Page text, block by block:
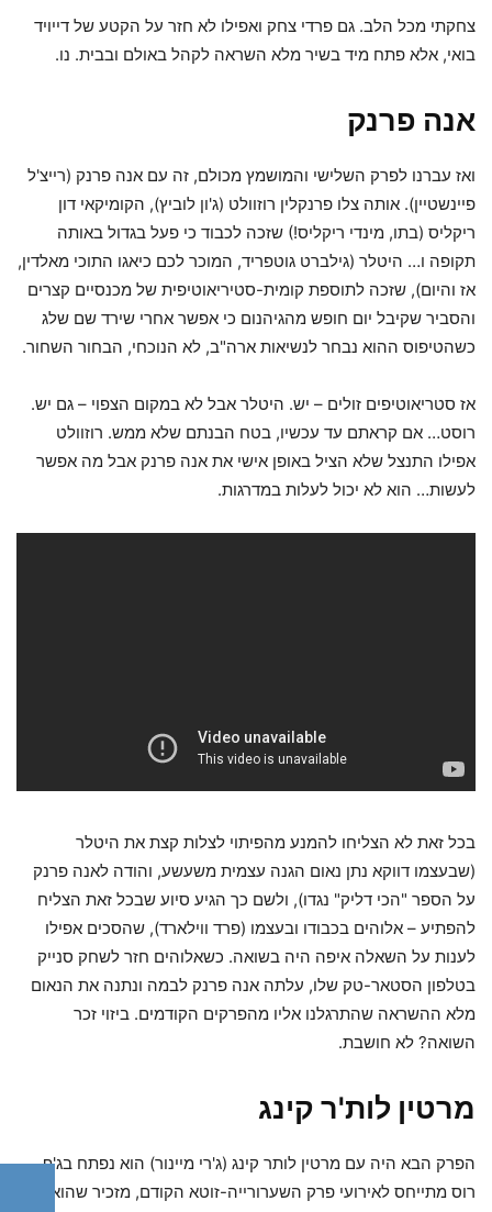
צחקתי מכל הלב. גם פרדי צחק ואפילו לא חזר על הקטע של דייויד
בואי, אלא פתח מיד בשיר מלא השראה לקהל באולם ובבית. נו.
אנה פרנק
ואז עברנו לפרק השלישי והמושמץ מכולם, זה עם אנה פרנק (רייצ'ל
פיינשטיין). אותה צלו פרנקלין רוזוולט (ג'ון לוביץ), הקומיקאי דון
ריקליס (בתו, מינדי ריקליס!) שזכה לכבוד כי פעל בגדול באותה
תקופה ו… היטלר (גילברט גוטפריד, המוכר לכם כיאגו התוכי מאלדין,
אז והיום), שזכה לתוספת קומית-סטיריאוטיפית של מכנסיים קצרים
והסביר שקיבל יום חופש מהגיהנום כי אפשר אחרי שירד שם שלג
כשהטיפוס ההוא נבחר לנשיאות ארה"ב, לא הנוכחי, הבחור השחור.
אז סטריאוטיפים זולים – יש. היטלר אבל לא במקום הצפוי – גם יש.
רוסט… אם קראתם עד עכשיו, בטח הבנתם שלא ממש. רוזוולט
אפילו התנצל שלא הציל באופן אישי את אנה פרנק אבל מה אפשר
לעשות… הוא לא יכול לעלות במדרגות.
בכל זאת לא הצליחו להמנע מהפיתוי לצלות קצת את היטלר
(שבעצמו דווקא נתן נאום הגנה עצמית משעשע, והודה לאנה פרנק
על הספר "הכי דליק" נגדו), ולשם כך הגיע סיוע שבכל זאת הצליח
להפתיע – אלוהים בכבודו ובעצמו (פרד ווילארד), שהסכים אפילו
לענות על השאלה איפה היה בשואה. כשאלוהים חזר לשחק סנייק
בטלפון הסטאר-טק שלו, עלתה אנה פרנק לבמה ונתנה את הנאום
מלא ההשראה שהתרגלנו אליו מהפרקים הקודמים. ביזוי זכר
השואה? לא חושבת.
מרטין לות'ר קינג
הפרק הבא היה עם מרטין לותר קינג (ג'רי מיינור) הוא נפתח בג'ף
רוס מתייחס לאירועי פרק השערורייה-זוטא הקודם, מזכיר שהוא